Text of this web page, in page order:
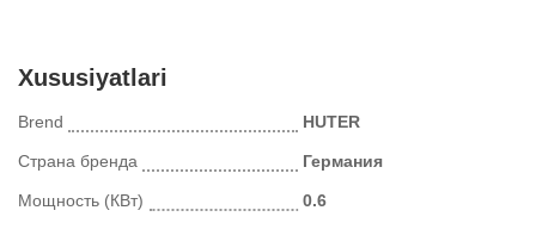
Xususiyatlari
Brend HUTER
Страна бренда Германия
Мощность (КВт) 0.6